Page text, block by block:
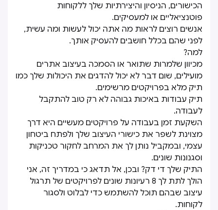
הכישורים, הניסיון והיצירתיות שלך ללקוחות
פוטנציאליים או למעסיקים.
אנשים רוצים לראות מה אתה יכול לעשות ומה עשית,
לפני שהם בכלל חושבים להעסיק אותך.
למה?
מכיוון שלמרות שתואר או הסמכה בעיצוב אתרים
מועילים, שום דבר לא יכול להדגים את היכולות שלך כמו
תיק מלא בפרויקטים מרשימים.
תיק עבודות באיכות גבוהה לא רק טוב להתקבל
לעבודה.
השקעת זמן בעבודה על פרויקטים מעשיים היא דרך
מצוינת לשפר את כישורי העיצוב שלך ולפתח ביטחון
עצמי, ובמקביל נותן לך את המרחב לחקור טכניקות
וסגנונות שונים.
התיק שלך די דק? ובכן, אל תדאג כי במדריך זה, אני
הולך לתת לך 8 רעיונות שונים לפרויקטים של תרגול
עיצוב שבהם תוכל להשתמש כדי לבלוט ולסגור
לקוחות.